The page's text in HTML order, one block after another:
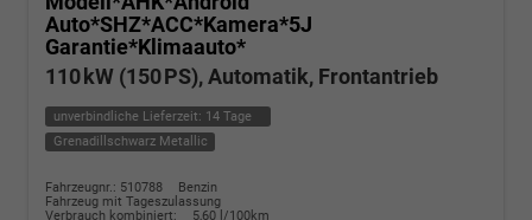
Auto*SHZ*ACC*Kamera*5J
Garantie*Klimaauto*
110 kW (150 PS), Automatik, Frontantrieb
unverbindliche Lieferzeit: 14 Tage
Grenadillschwarz Metallic
Fahrzeugnr.: 510788
Benzin
Fahrzeug mit Tageszulassung
Verbrauch kombiniert:
5,60 l/100km